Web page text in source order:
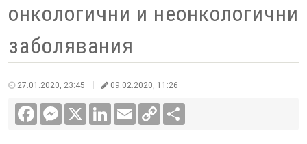
онкологични и неонкологични
заболявания
27.01.2020, 23:45 09.02.2020, 11:26
FacebookMessenger LinkedInEmail
Copy
Link